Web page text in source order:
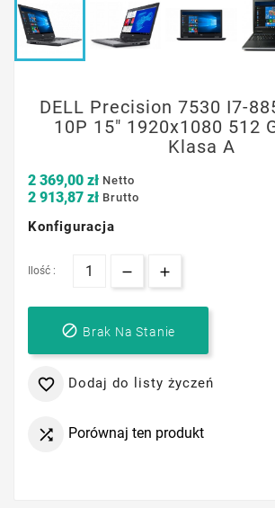
DELL Precision 7530 I7-
10P 15" 1920x1080 512
Klasa A
2 369,00 zł Netto
2 913,87 zł Brutto
Konfiguracja
Ilość :
 Brak Na Stanie
 Dodaj do listy życzeń
 Porównaj ten produkt